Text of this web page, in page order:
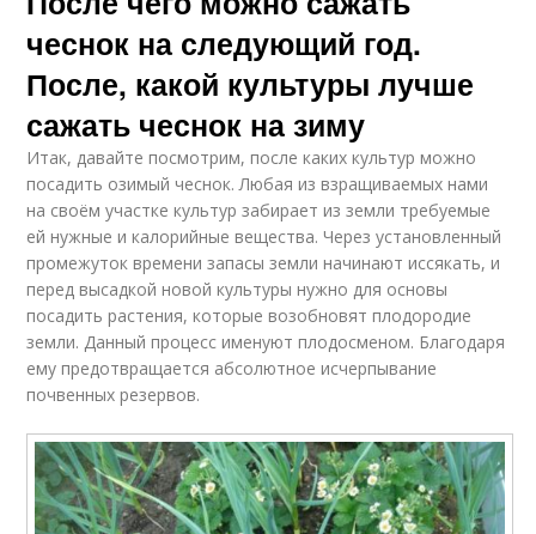
чеснок на следующий год.
После, какой культуры лучше
сажать чеснок на зиму
Итак, давайте посмотрим, после каких культур можно
посадить озимый чеснок. Любая из взращиваемых нами
на своём участке культур забирает из земли требуемые
ей нужные и калорийные вещества. Через установленный
промежуток времени запасы земли начинают иссякать, и
перед высадкой новой культуры нужно для основы
посадить растения, которые возобновят плодородие
земли. Данный процесс именуют плодосменом. Благодаря
ему предотвращается абсолютное исчерпывание
почвенных резервов.